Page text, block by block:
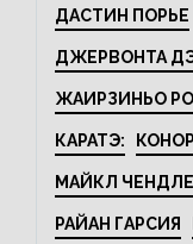
ДАСТИН ПОРЬЕ
ДЖЕРВОНТА
ЖАИРЗИНЬО
КАРАТЭ:
МАЙКЛ
РАЙАН ГАРСИЯ